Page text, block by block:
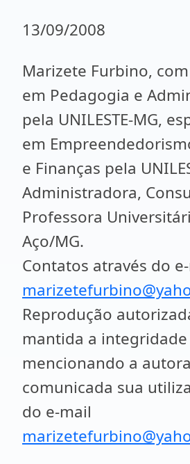
13/09/2008
Marizete Furbino,
em Pedagogia e
pela UNILESTE-MG,
em
e Finanças pela
Administradora,
Professora
Aço/MG.
Contatos através do
Reprodução
mantida a
mencionando a
comunicada sua
do e-mail